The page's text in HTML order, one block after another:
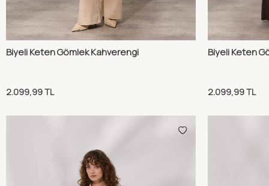
Sepete Ekle Karşılaştır
Biyeli Keten Gömlek Kahverengi
2.099,99TL
Sepete
Biyeli Keten
2.099,99TL